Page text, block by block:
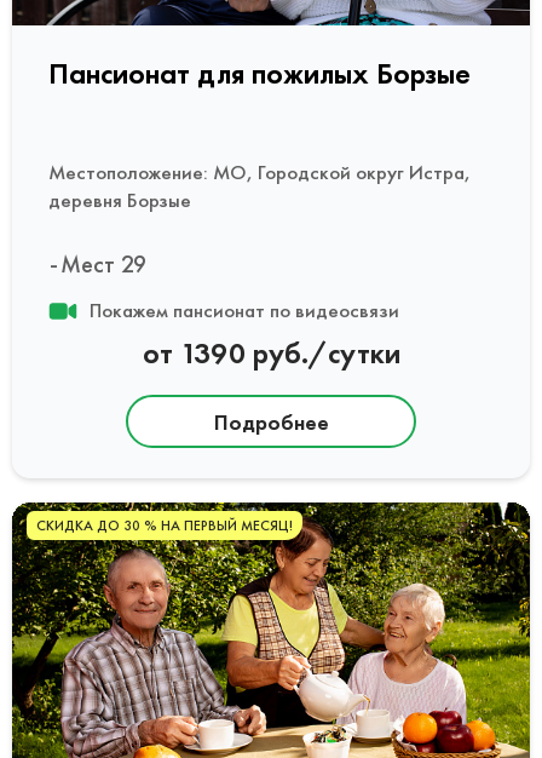
Пансионат для пожилых Борзые
Местоположение: МО, Городской округ Истра,
деревня Борзые
Мест 29
Покажем пансионат по видеосвязи
от 1390 руб./сутки
Подробнее
СКИДКА ДО 30 % НА ПЕРВЫЙ МЕСЯЦ!